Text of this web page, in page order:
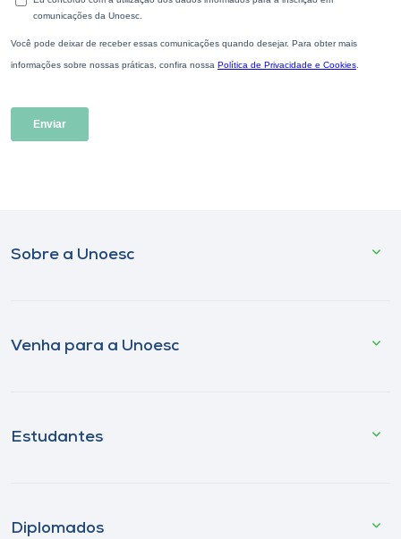
Sobre a Unoesc
Venha para a Unoesc
Estudantes
Diplomados